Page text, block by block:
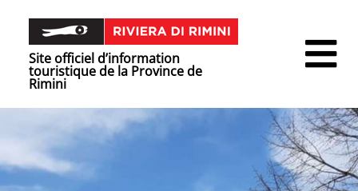
Site officiel d’information
touristique de la Province de
Rimini